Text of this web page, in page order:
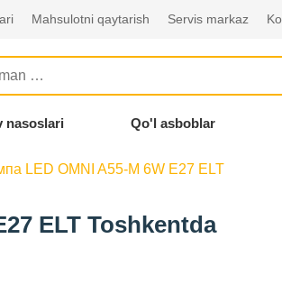
Mahsulotni qaytarish Servis markaz
nasoslari Qo'l asboblar
LED OMNI A55-M 6W E27 ELT
ELT Toshkentda